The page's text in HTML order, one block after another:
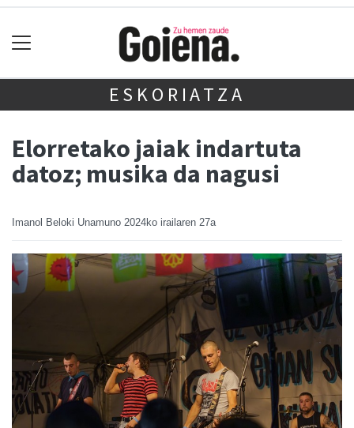
ESKORIATZA
Elorretako jaiak indartuta
datoz; musika da nagusi
Imanol Beloki Unamuno 2024ko irailaren 27a